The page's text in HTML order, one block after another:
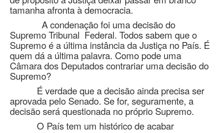
tamanha afronta à democracia.
A condenação foi uma decisão do
Supremo Tribunal Federal. Todos sabem que o
Supremo é a última instância da Justiça no País. É
quem dá a última palavra. Como pode uma
Câmara dos Deputados contrariar uma decisão do
Supremo?
É verdade que a decisão ainda precisa ser
aprovada pelo Senado. Se for, seguramente, a
decisão será questionada no próprio Supremo.
O País tem um histórico de acabar